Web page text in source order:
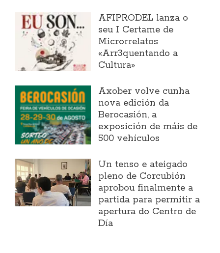
AFIPRODEL lanza o
seu I Certame de
Microrrelatos
«Arr3quentando a
Cultura»
Axober volve cunha
nova edición da
Berocasión, a
exposición de máis de
500 vehículos
Un tenso e ateigado
pleno de Corcubión
aprobou finalmente a
partida para permitir a
apertura do Centro de
Día